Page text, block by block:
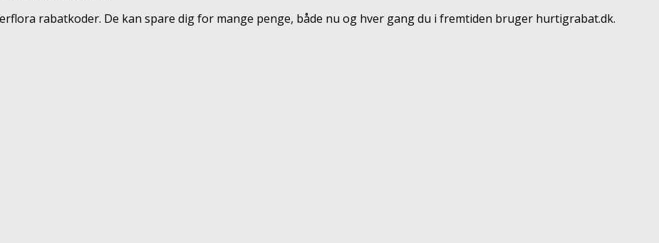
rabatkoder. De kan spare dig for mange penge, både nu og hver gang du i fremtiden bruger hurtigrabat.dk.